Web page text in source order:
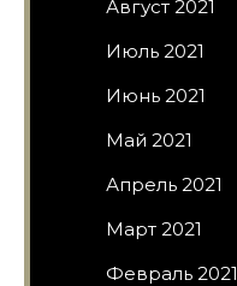
Август 2021
Июль 2021
Июнь 2021
Май 2021
Апрель 2021
Март 2021
Февраль 2021